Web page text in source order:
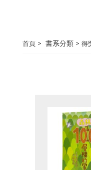
首頁 > 書系分類 > 得